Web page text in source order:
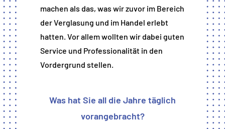
machen als das, was wir zuvor im Bereich
der Verglasung und im Handel erlebt
hatten. Vor allem wollten wir dabei guten
Service und Professionalität in den
Vordergrund stellen.
Was hat Sie all die Jahre täglich
vorangebracht?